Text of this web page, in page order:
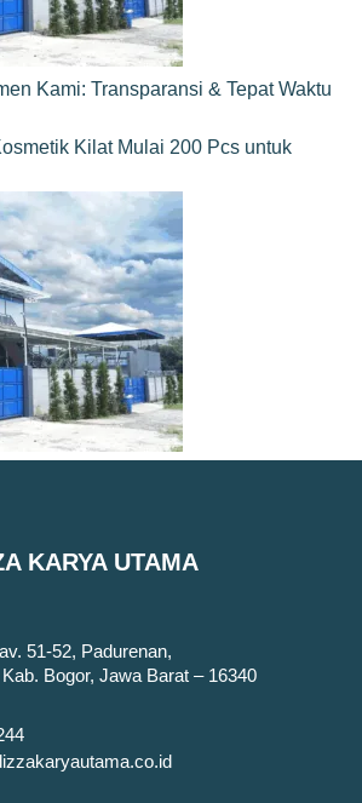
Kami: Transparansi & Tepat Waktu
Kilat Mulai 200 Pcs untuk
KARYA UTAMA
51-52, Padurenan,
Bogor, Jawa Barat – 16340